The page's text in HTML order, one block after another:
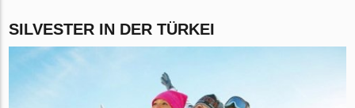
SILVESTER IN DER TÜRKEI